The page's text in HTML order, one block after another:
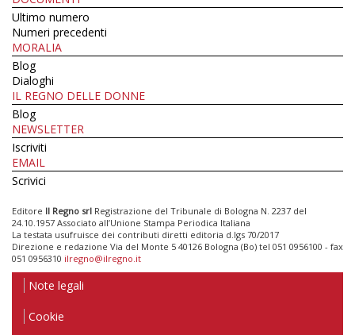
Ultimo numero
Numeri precedenti
MORALIA
Blog
Dialoghi
IL REGNO DELLE DONNE
Blog
NEWSLETTER
Iscriviti
EMAIL
Scrivici
Editore Il Regno srl Registrazione del Tribunale di Bologna N. 2237 del
24.10.1957 Associato all’Unione Stampa Periodica Italiana
La testata usufruisce dei contributi diretti editoria d.lgs 70/2017
Direzione e redazione Via del Monte 5 40126 Bologna (Bo) tel 051 0956100 - fax
051 0956310 ilregno@ilregno.it
Note legali
Cookie